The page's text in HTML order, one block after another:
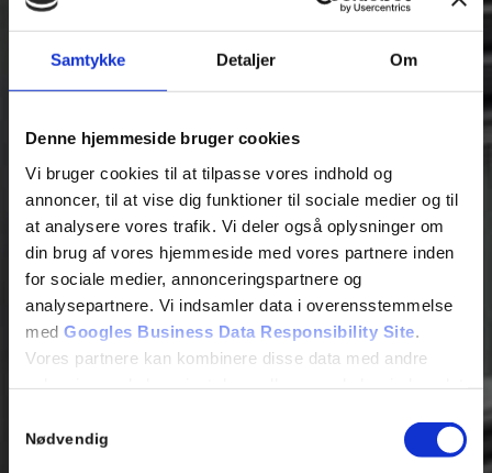
Samtykke Detaljer Om
Denne hjemmeside bruger cookies
Vi bruger cookies til at tilpasse vores indhold og
annoncer, til at vise dig funktioner til sociale medier og til
at analysere vores trafik. Vi deler også oplysninger om
din brug af vores hjemmeside med vores partnere inden
for sociale medier, annonceringspartnere og
analysepartnere. Vi indsamler data i overensstemmelse
med Googles Business Data Responsibility Site
Vores partnere kan kombinere disse data med andre
Nødvendig